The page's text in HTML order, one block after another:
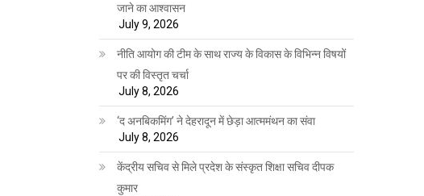
जाने का आश्वासन
July 9, 2026
नीति आयोग की टीम के साथ राज्य के विकास के विभिन्न विषयों
पर की विस्तृत चर्चा
July 8, 2026
‘द अनबिकमिंग’ ने देहरादून में छेड़ा आत्ममंथन का संवा
July 8, 2026
केंद्रीय सचिव से मिले प्रदेश के संस्कृत शिक्षा सचिव दीपक
कुमार